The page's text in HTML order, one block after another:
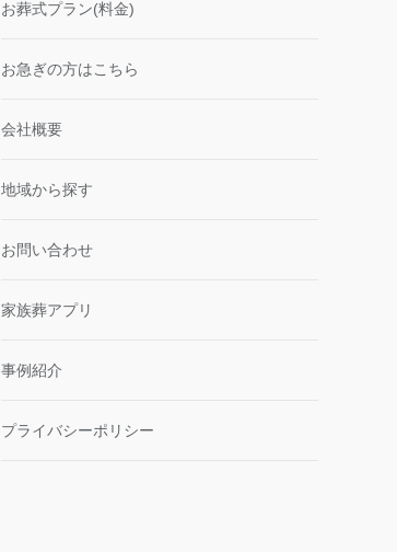
お葬式プラン(料金)
お急ぎの方はこちら
会社概要
地域から探す
お問い合わせ
家族葬アプリ
事例紹介
プライバシーポリシー